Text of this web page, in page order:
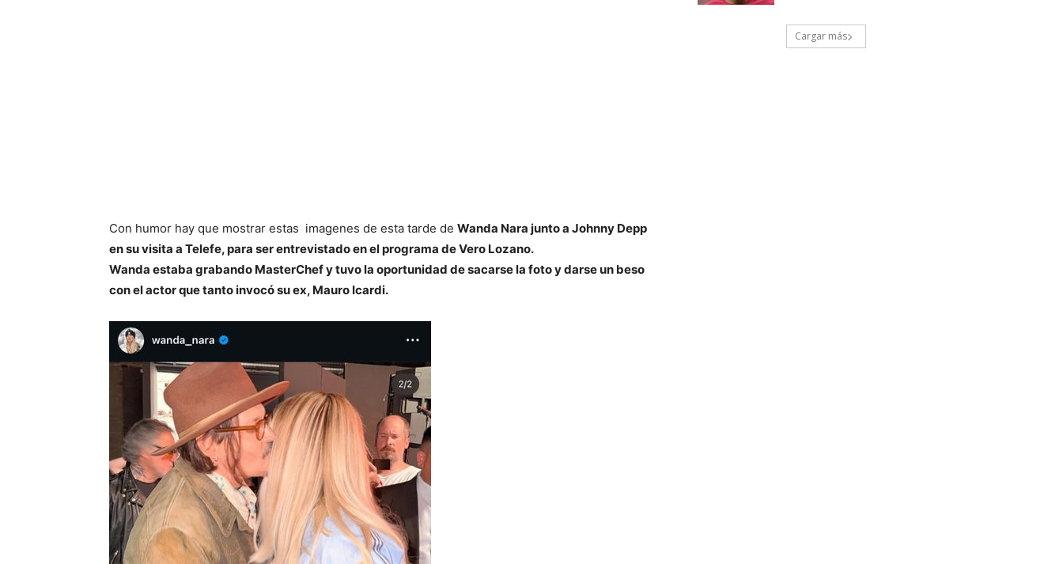
Con humor hay que mostrar estas imagenes de esta tarde de Wanda Nara junto a Johnny Depp
en su visita a Telefe, para ser entrevistado en el programa de Vero Lozano.
Wanda estaba grabando MasterChef y tuvo la oportunidad de sacarse la foto y darse un beso
con el actor que tanto invocó su ex, Mauro Icardi.
Cargar más